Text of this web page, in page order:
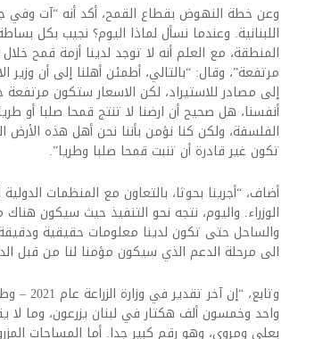
وعن خطة النهوض بقطاع القمح، أكد أنه “آت وفي
اللبنانية. وعندما نسأل لماذا اليوم؟ نجيب بكل
المنطقة، مع العلم أنه لا توجد لدينا أزمة قمح
مرتفعة”، وقال: “بالتالي، أطمئن أهلنا إلى أن
إلى مصادر للاستيراد، لكن الاسعار ستكون
أنفسنا، هل صحيح أن ارضنا لا تنتج قمحا صلبا أو
الفلسفة، ولكن كنا نؤمن بأننا نحن أهل هذه الأرض
تكون غير قادرة أن تنبت قمحا صلبا وطريا”.
أضاف، “أجرينا بحوثا، بالتعاون مع المنظمات
الوزراء. واليوم، نتجه نحو التنفيذ حيث سيكون
والساحل حتى تكون لدينا معلومات حقيقية
الى مرحلة الدعم الذي سيكون مؤمنا لنا من قبل
واحد وخمسون ألف هكتار في لبنان يزرعون، وما لا